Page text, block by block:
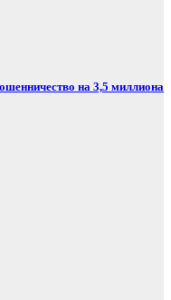
на 3,5 миллиона